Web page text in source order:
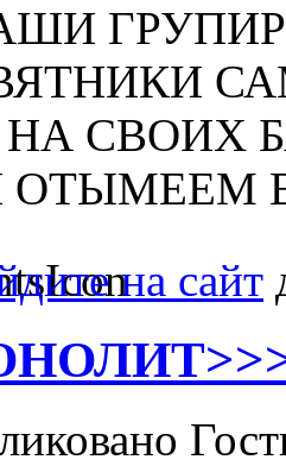
НА СВОИХ
на сайт